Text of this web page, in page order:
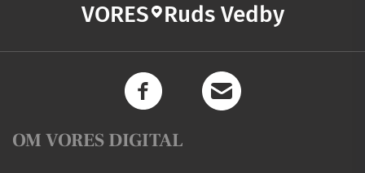
VORES Ruds Vedby
OM VORES DIGITAL